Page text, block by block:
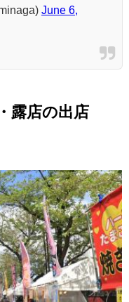
June 6,
露店の出店